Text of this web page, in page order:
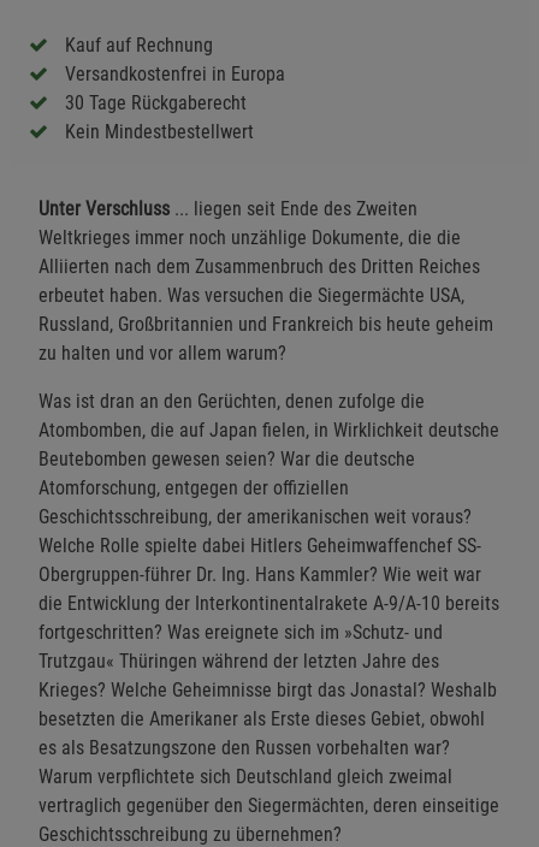
Kauf auf Rechnung
Versandkostenfrei in Europa
30 Tage Rückgaberecht
Kein Mindestbestellwert
Unter Verschluss ... liegen seit Ende des Zweiten
Weltkrieges immer noch unzählige Dokumente, die die
Alliierten nach dem Zusammenbruch des Dritten Reiches
erbeutet haben. Was versuchen die Siegermächte USA,
Russland, Großbritannien und Frankreich bis heute geheim
zu halten und vor allem warum?
Was ist dran an den Gerüchten, denen zufolge die
Atombomben, die auf Japan fielen, in Wirklichkeit deutsche
Beutebomben gewesen seien? War die deutsche
Atomforschung, entgegen der offiziellen
Geschichtsschreibung, der amerikanischen weit voraus?
Welche Rolle spielte dabei Hitlers Geheimwaffenchef SS-
Obergruppen-führer Dr. Ing. Hans Kammler? Wie weit war
die Entwicklung der Interkontinentalrakete A-9/A-10 bereits
fortgeschritten? Was ereignete sich im »Schutz- und
Trutzgau« Thüringen während der letzten Jahre des
Krieges? Welche Geheimnisse birgt das Jonastal? Weshalb
besetzten die Amerikaner als Erste dieses Gebiet, obwohl
es als Besatzungszone den Russen vorbehalten war?
Warum verpflichtete sich Deutschland gleich zweimal
vertraglich gegenüber den Siegermächten, deren einseitige
Geschichtsschreibung zu übernehmen?